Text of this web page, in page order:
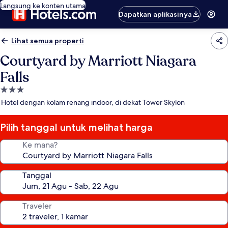
Langsung ke konten utama
Dapatkan aplikasinya
Lihat semua properti
Courtyard by Marriott Niagara
Falls
Properti
bintang
Hotel dengan kolam renang indoor, di dekat Tower Skylon
Pilih tanggal untuk melihat harga
Ke mana?
Tanggal
Traveler